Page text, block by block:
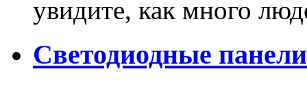
увидите, как много
Светодиодные